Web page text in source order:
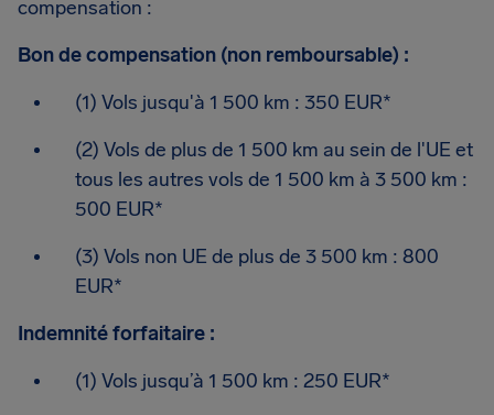
compensation :
Bon de compensation (non remboursable) :
(1) Vols jusqu'à 1 500 km : 350 EUR*
(2) Vols de plus de 1 500 km au sein de l'UE et
tous les autres vols de 1 500 km à 3 500 km :
500 EUR*
(3) Vols non UE de plus de 3 500 km : 800
EUR*
Indemnité forfaitaire :
(1) Vols jusqu’à 1 500 km : 250 EUR*